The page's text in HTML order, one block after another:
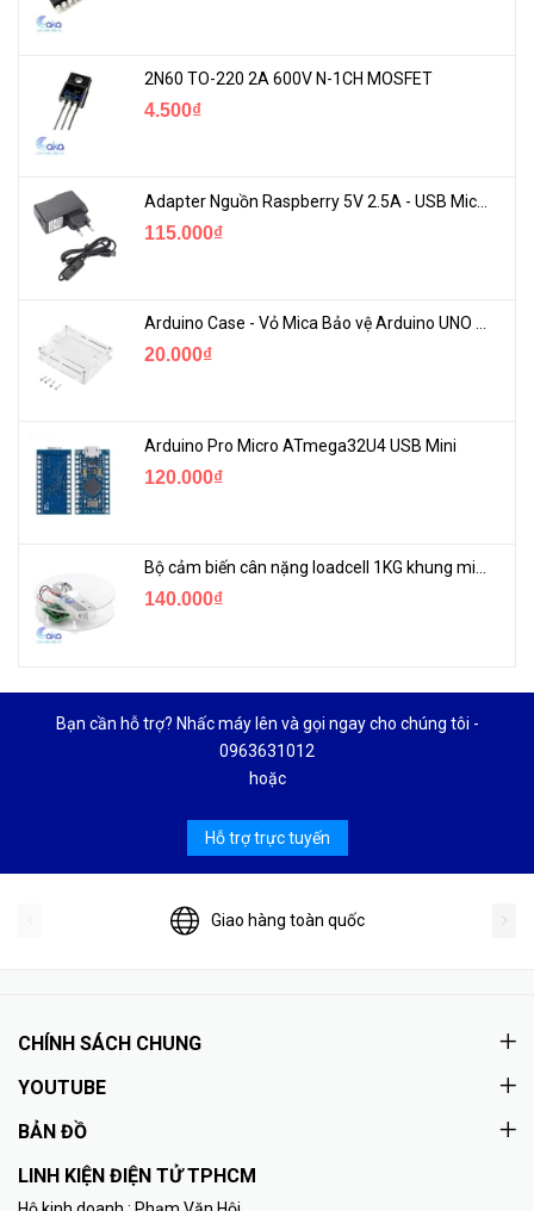
2N60 TO-220 2A 600V N-1CH MOSFET
4.500₫
115.000₫
20.000₫
Arduino Pro Micro ATmega32U4 USB Mini
120.000₫
Bộ cảm biến cân nặng loadcell 1KG khung mica
140.000₫
Bạn cần hỗ trợ? Nhấc máy lên và gọi ngay cho chúng tôi -
0963631012
hoặc
Hỗ trợ trực tuyến
Giao hàng toàn quốc
CHÍNH SÁCH CHUNG
YOUTUBE
BẢN ĐỒ
LINH KIỆN ĐIỆN TỬ TPHCM